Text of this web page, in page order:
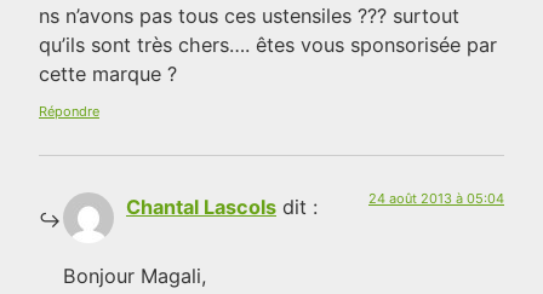
ns n’avons pas tous ces ustensiles ??? surtout
qu’ils sont très chers…. êtes vous sponsorisée par
cette marque ?
Répondre
Chantal Lascols dit : 24 août 2013 à 05:04
Bonjour Magali,